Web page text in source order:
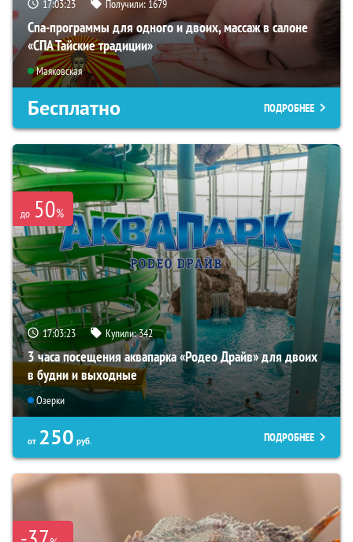
17:03:21 Получили: 1679
Спа-программы для одного и двоих, массаж в салоне
«СПА Тайские традиции»
Маяковская
Бесплатно ПОДРОБНЕЕ
до 50%
17:03:21 Купили:342
3 часа посещения аквапарка «Родео Драйв» для двоих
в будни и выходные
Озерки
от 250 руб. ПОДРОБНЕЕ